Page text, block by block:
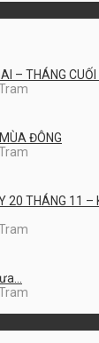
– THÁNG CUỐI
ĐÔNG
20 THÁNG 11 –